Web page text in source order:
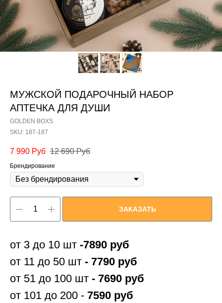
МУЖСКОЙ ПОДАРОЧНЫЙ НАБОР
АПТЕЧКА ДЛЯ ДУШИ
GOLDEN BOXS
SKU: 187-187
7 990 Руб 12 690 Руб
Брендирование
ЗАКАЗАТЬ
от 3 до 10 шт -7890 руб
от 11 до 50 шт - 7790 руб
от 51 до 100 шт - 7690 руб
от 101 до 200 - 7590 руб